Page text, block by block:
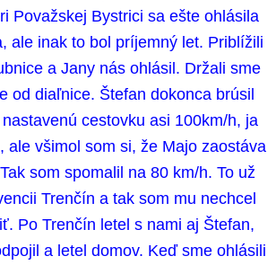
Považskej Bystrici sa ešte ohlásila
ale inak to bol príjemný let. Priblížili
a Jany nás ohlásil. Držali sme
od diaľnice. Štefan dokonca brúsil
cestovku asi 100km/h, ja
ale všimol som si, že Majo zaostáva
som spomalil na 80 km/h. To už
Trenčín a tak som mu nechcel
Po Trenčín letel s nami aj Štefan,
a letel domov. Keď sme ohlásili